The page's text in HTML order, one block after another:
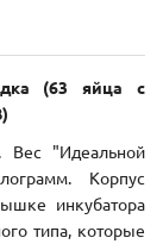
(63 яйца с
Вес "Идеальной
Корпус
инкубатора
типа, которые